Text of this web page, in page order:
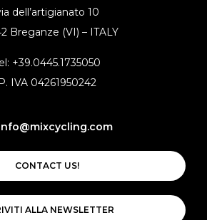
dell’artigianato 10
Breganze (VI) – ITALY
+39.0445.1735050
IVA 04261950242
CONTACT US!
ALLA NEWSLETTER